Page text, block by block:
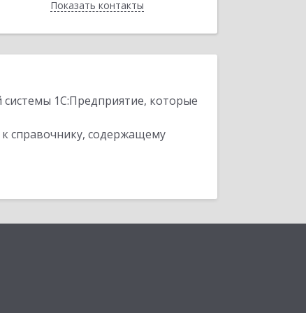
Показать контакты
Назад
1С:Предприятие, которые
справочнику, содержащему